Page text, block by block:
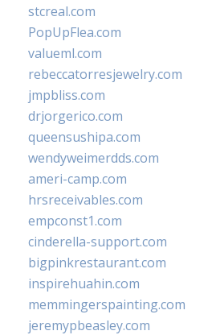
stcreal.com
PopUpFlea.com
valueml.com
rebeccatorresjewelry.com
jmpbliss.com
drjorgerico.com
queensushipa.com
wendyweimerdds.com
ameri-camp.com
hrsreceivables.com
empconst1.com
cinderella-support.com
bigpinkrestaurant.com
inspirehuahin.com
memmingerspainting.com
jeremypbeasley.com